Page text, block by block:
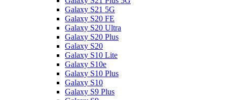
Galaxy S21 5G
Galaxy S20 FE
Galaxy S20 Ultra
Galaxy S20 Plus
Galaxy S20
Galaxy S10 Lite
Galaxy S10e
Galaxy S10 Plus
Galaxy S10
Galaxy S9 Plus